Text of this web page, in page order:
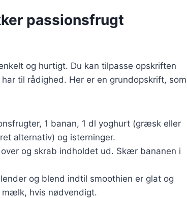
passionsfrugt
og hurtigt. Du kan tilpasse opskriften
til rådighed. Her er en grundopskrift, som
1 banan, 1 dl yoghurt (græsk eller
alternativ) og isterninger.
og skrab indholdet ud. Skær bananen i
og blend indtil smoothien er glat og
mælk, hvis nødvendigt.